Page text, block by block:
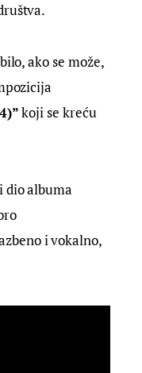
ako se može,
koji se kreću
dio albuma
i vokalno,